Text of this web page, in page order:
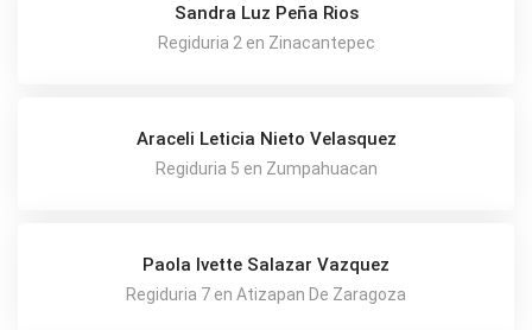
Sandra Luz Peña Rios
Regiduria 2 en Zinacantepec
Araceli Leticia Nieto Velasquez
Regiduria 5 en Zumpahuacan
Paola Ivette Salazar Vazquez
Regiduria 7 en Atizapan De Zaragoza